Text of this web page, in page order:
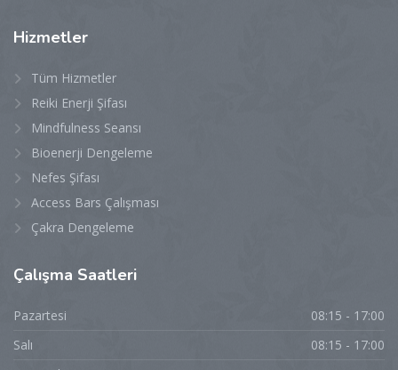
Hizmetler
Tüm Hizmetler
Reiki Enerji Şifası
Mindfulness Seansı
Bioenerji Dengeleme
Nefes Şifası
Access Bars Çalışması
Çakra Dengeleme
Çalışma Saatleri
Pazartesi
08:15 - 17:00
Salı
08:15 - 17:00